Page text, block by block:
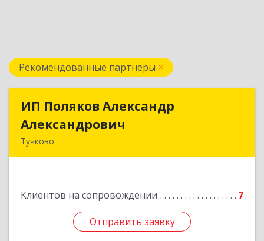
Рекомендованные партнеры
ИП Поляков Александр
Александрович
Тучково
Клиентов на сопровождении 7
Отправить заявку
ИП Поляков Александр
Подробнее
Отправить заявку